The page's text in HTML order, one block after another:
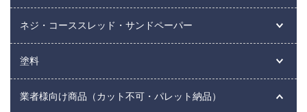
ネジ・コーススレッド・サンドペーパー
塗料
業者様向け商品（カット不可・パレット納品）